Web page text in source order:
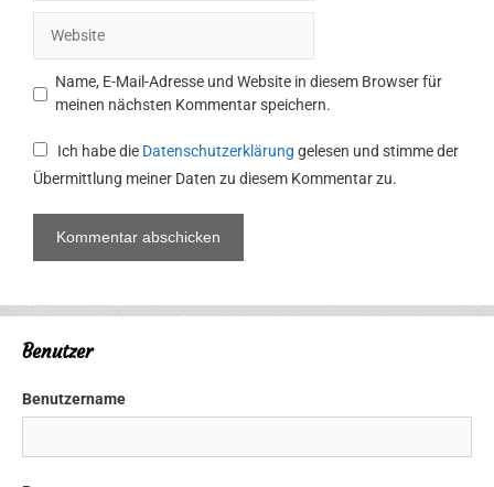
Adresse
Name, E-Mail-Adresse und Website in diesem Browser für
meinen nächsten Kommentar speichern.
Ich habe die Datenschutzerklärung gelesen und stimme der
Übermittlung meiner Daten zu diesem Kommentar zu.
Benutzer
Benutzername